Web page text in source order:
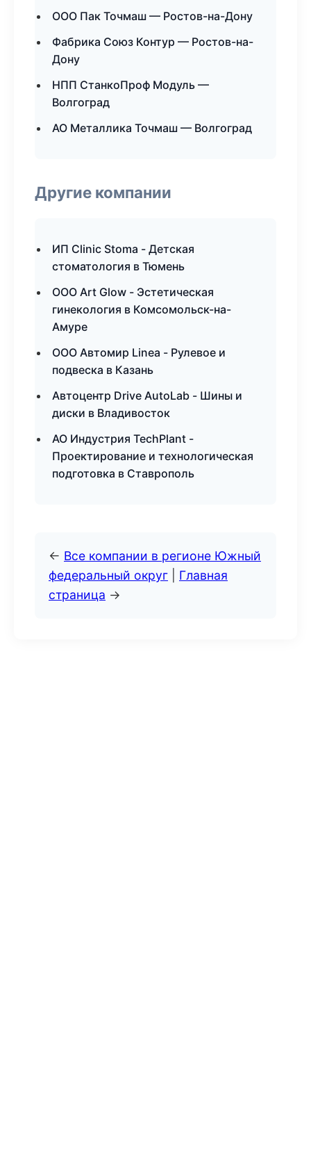
ООО Пак Точмаш — Ростов-на-Дону
Фабрика Союз Контур — Ростов-на-
Дону
НПП СтанкоПроф Модуль —
Волгоград
АО Металлика Точмаш — Волгоград
Другие компании
ИП Clinic Stoma - Детская
стоматология в Тюмень
ООО Art Glow - Эстетическая
гинекология в Комсомольск-на-
Амуре
ООО Автомир Linea - Рулевое и
подвеска в Казань
Автоцентр Drive AutoLab - Шины и
диски в Владивосток
АО Индустрия TechPlant -
Проектирование и технологическая
подготовка в Ставрополь
← Все компании в регионе Южный
федеральный округ
Главная
страница →